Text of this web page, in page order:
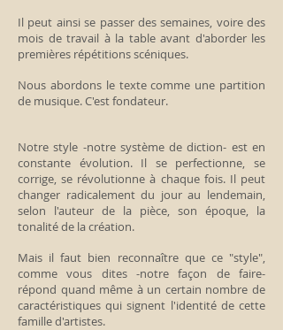
Il peut ainsi se passer des semaines, voire des
mois de travail à la table avant d'aborder les
premières répétitions scéniques.
Nous abordons le texte comme une partition
de musique. C'est fondateur.
Notre style -notre système de diction- est en
constante évolution. Il se perfectionne, se
corrige, se révolutionne à chaque fois. Il peut
changer radicalement du jour au lendemain,
selon l'auteur de la pièce, son époque, la
tonalité de la création.
Mais il faut bien reconnaître que ce "style",
comme vous dites -notre façon de faire-
répond quand même à un certain nombre de
caractéristiques qui signent l'identité de cette
famille d'artistes.